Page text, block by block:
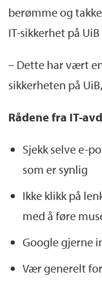
berømme og
IT-sikkerhet på
– Dette har vært
sikkerheten på
Rådene fra IT-
Sjekk selve e-
som er synlig
Ikke klikk på
med å føre
Google gjerne
Vær generelt